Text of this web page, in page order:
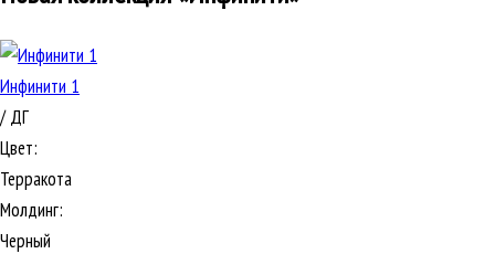
Инфинити 1
/ ДГ
Цвет:
Терракота
Молдинг:
Черный